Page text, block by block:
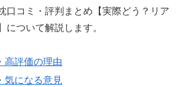
口コミ・評判まとめ【実際どう？リア
について解説します。
評価の理由
になる意見